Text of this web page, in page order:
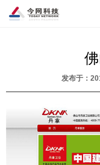
发布于：